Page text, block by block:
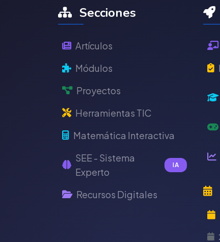
Secciones
Artículos
Módulos
Proyectos
Herramientas TIC
Matemática Interactiva
SEE - Sistema
Experto
IA
Recursos Digitales